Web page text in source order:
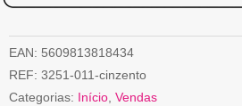
EAN: 5609813818434
REF: 3251-011-cinzento
Categorias: Início Vendas